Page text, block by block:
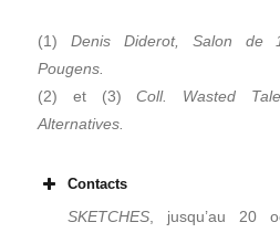
(1)Denis Diderot, Salon de
Pougens.
(2) et (3)Coll. Wasted
Alternatives.
Contacts
SKETCHES , jusqu’au 20